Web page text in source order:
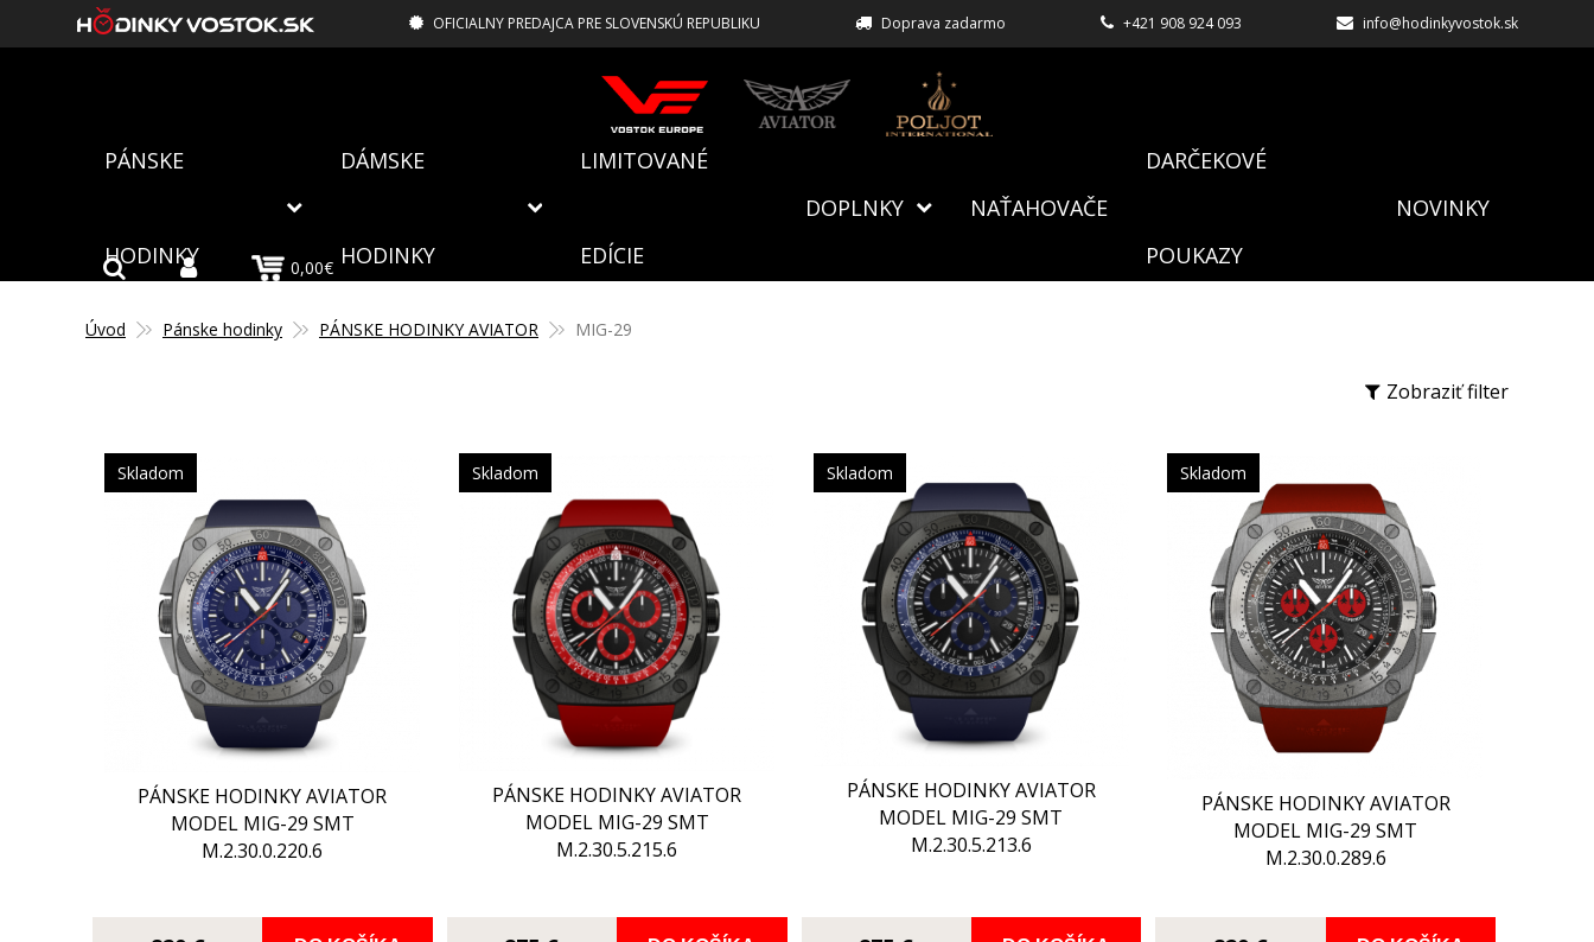
OFICIALNY PREDAJCA PRE SLOVENSKÚ REPUBLIKU Doprava zadarmo +421 908 924 093 info@hodinkyvostok.sk
PÁNSKE
HODINKY
DÁMSKE
HODINKY
LIMITOVANÉ
EDÍCIE
DOPLNKY NAŤAHOVAČE
DARČEKOVÉ
POUKAZY
NOVINKY
0,00€
Úvod Pánske hodinky PÁNSKE HODINKY AVIATOR MIG-29
Zobraziť filter
Skladom
PÁNSKE HODINKY AVIATOR
MODEL MIG-29 SMT
M.2.30.0.220.6
Skladom
PÁNSKE HODINKY AVIATOR
MODEL MIG-29 SMT
M.2.30.5.215.6
Skladom
PÁNSKE HODINKY AVIATOR
MODEL MIG-29 SMT
M.2.30.5.213.6
Skladom
PÁNSKE HODINKY AVIATOR
MODEL MIG-29 SMT
M.2.30.0.289.6